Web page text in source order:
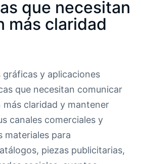
que necesitan
más claridad
gráficas y aplicaciones
que necesitan comunicar
más claridad y mantener
canales comerciales y
materiales para
piezas publicitarias,